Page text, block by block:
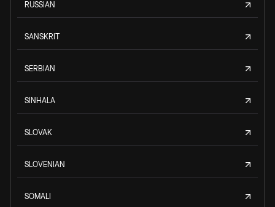
RUSSIAN
SANSKRIT
SERBIAN
SINHALA
SLOVAK
SLOVENIAN
SOMALI